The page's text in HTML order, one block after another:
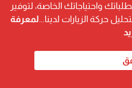
واحتياجاتك الخاصة، لتوفير
حركة الزيارات لدينا... لمعرفة